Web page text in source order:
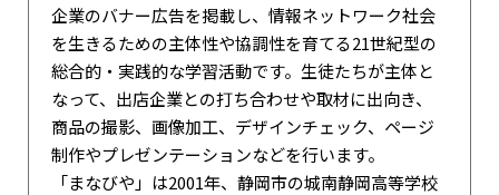
企業のバナー広告を掲載し、情報ネットワーク社会
を生きるための主体性や協調性を育てる21世紀型の
総合的・実践的な学習活動です。生徒たちが主体と
なって、出店企業との打ち合わせや取材に出向き、
商品の撮影、画像加工、デザインチェック、ページ
制作やプレゼンテーションなどを行います。
「まなびや」は2001年、静岡市の城南静岡高等学校